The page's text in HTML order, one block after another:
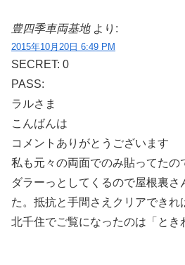
豊四季車両基地 より:
2015年10月20日 6:49 PM
SECRET: 0
PASS:
ラルさま
こんばんは
コメントありがとうございます
私も元々の両面でのみ貼ってた
ダラーっとしてくるので屋根裏さ
た。抵抗と手間さえクリアできれ
北千住でご覧になったのは「とき